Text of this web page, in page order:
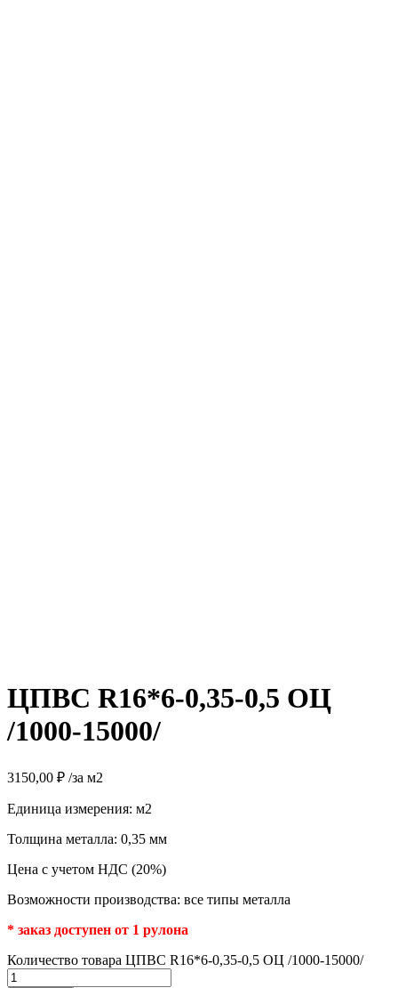
ЦПВС R16*6-0,35-0,5 ОЦ
/1000-15000/
3150,00 ₽ /за м2
Единица измерения: м2
Толщина металла: 0,35 мм
Цена с учетом НДС (20%)
Возможности производства: все типы металла
* заказ доступен от 1 рулона
Количество товара ЦПВС R16*6-0,35-0,5 ОЦ /1000-15000/